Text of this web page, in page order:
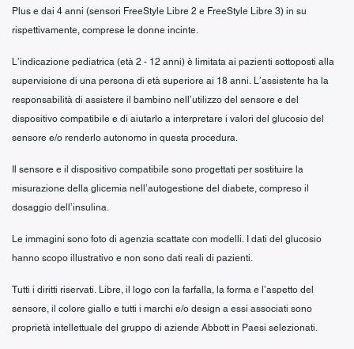
Plus e dai 4 anni (sensori FreeStyle Libre 2 e FreeStyle Libre 3) in su
rispettivamente, comprese le donne incinte.
L’indicazione pediatrica (età 2 - 12 anni) è limitata ai pazienti sottoposti alla
supervisione di una persona di età superiore ai 18 anni. L’assistente ha la
responsabilità di assistere il bambino nell’utilizzo del sensore e del
dispositivo compatibile e di aiutarlo a interpretare i valori del glucosio del
sensore e/o renderlo autonomo in questa procedura.
Il sensore e il dispositivo compatibile sono progettati per sostituire la
misurazione della glicemia nell’autogestione del diabete, compreso il
dosaggio dell’insulina.
Le immagini sono foto di agenzia scattate con modelli. I dati del glucosio
hanno scopo illustrativo e non sono dati reali di pazienti.
Tutti i diritti riservati. Libre, il logo con la farfalla, la forma e l’aspetto del
sensore, il colore giallo e tutti i marchi e/o design a essi associati sono
proprietà intellettuale del gruppo di aziende Abbott in Paesi selezionati.